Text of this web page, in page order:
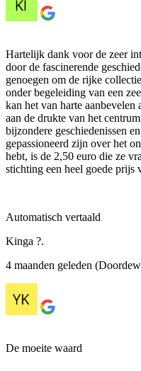
Hartelijk dank voor de zeer
door de fascinerende
genoegen om de rijke
onder begeleiding van een
kan het van harte aanbevelen
aan de drukte van het
bijzondere geschiedenissen
gepassioneerd zijn over het
hebt, is de 2,50 euro die ze
stichting een heel goede prijs
Automatisch vertaald
Kinga ?.
4 maanden geleden
De moeite waard